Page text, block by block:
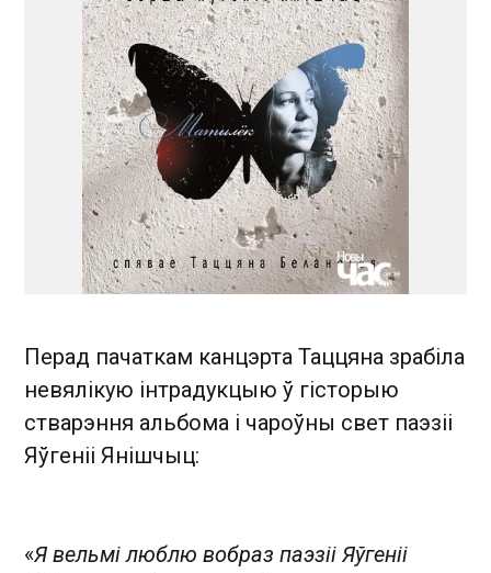
Перад пачаткам канцэрта Таццяна зрабіла
невялікую інтрадукцыю ў гісторыю
стварэння альбома і чароўны свет паэзіі
Яўгеніі Янішчыц:
«Я вельмі люблю вобраз паэзіі Яўгеніі